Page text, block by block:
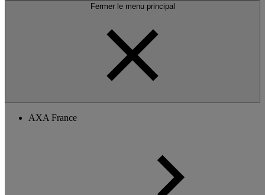
Fermer le menu principal
AXA France